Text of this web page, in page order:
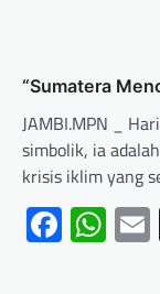
“Sumatera
JAMBI.MPN _
simbolik, ia
krisis iklim yang